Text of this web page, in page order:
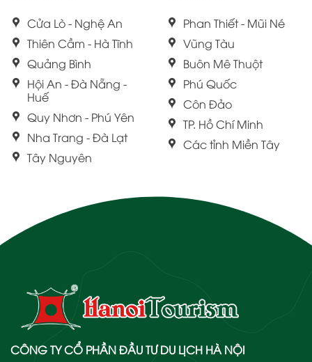
Cửa Lò - Nghệ An
Thiên Cầm - Hà Tĩnh
Quảng Bình
Hội An - Đà Nẵng -
Huế
Quy Nhơn - Phú Yên
Nha Trang - Đà Lạt
Tây Nguyên
Phan Thiết - Mũi Né
Vũng Tàu
Buôn Mê Thuột
Phú Quốc
Côn Đảo
TP. Hồ Chí Minh
Các tỉnh Miền Tây
CÔNG TY CỔ PHẦN ĐẦU TƯ DU LỊCH HÀ NỘI